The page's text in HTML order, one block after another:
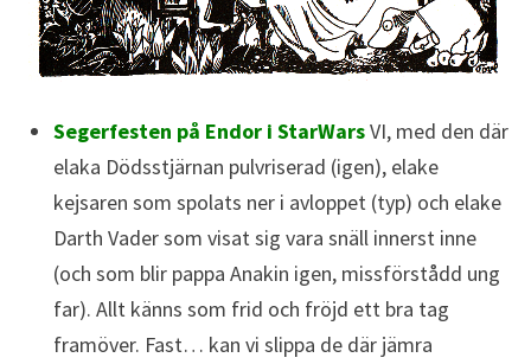
Segerfesten på Endor i StarWarsVI, med den där
elaka Dödsstjärnan pulvriserad (igen), elake
kejsaren som spolats ner i avloppet (typ) och elake
Darth Vader som visat sig vara snäll innerst inne
(och som blir pappa Anakin igen, missförstådd ung
far). Allt känns som frid och fröjd ett bra tag
framöver. Fast… kan vi slippa de där jämra